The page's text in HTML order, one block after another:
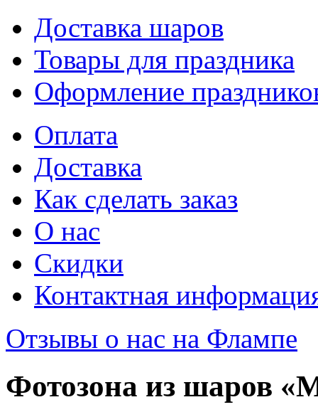
Доставка шаров
Товары для праздника
Оформление
Оплата
Доставка
Как сделать заказ
О нас
Скидки
Контактная
Отзывы о нас на Флампе
Фотозона из шаров